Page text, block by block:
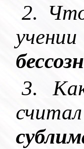
2.
учении
3.